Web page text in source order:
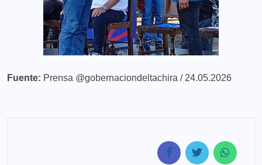
Fuente: Prensa @gobernaciondeltachira / 24.05.2026